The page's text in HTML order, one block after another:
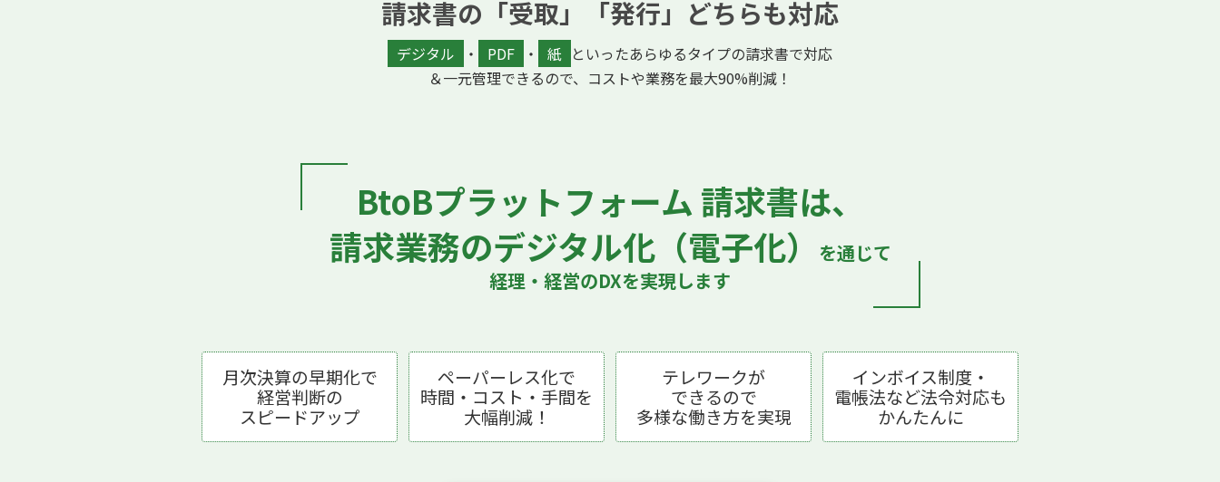
請求書の「受取」「発行」どちらも対応
デジタル ・ PDF ・ 紙 といったあらゆるタイプの請求書で対応
＆一元管理できるので、コストや業務を最大90%削減！
BtoBプラットフォーム 請求書は、
請求業務のデジタル化（電子化）
を通じて
経理・経営のDXを実現します
月次決算の早期化で
経営判断の
スピードアップ
ペーパーレス化で
時間・コスト・手間を
大幅削減！
テレワークが
できるので
多様な働き方を実現
インボイス制度・
電帳法など法令対応も
かんたんに